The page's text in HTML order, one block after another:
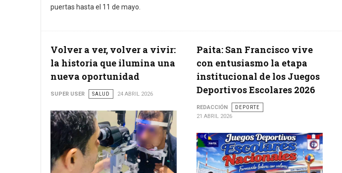
puertas hasta el 11 de mayo.
Volver a ver, volver a vivir:
la historia que ilumina una
nueva oportunidad
SUPER USER SALUD 24 ABRIL 2026
Paita: San Francisco vive
con entusiasmo la etapa
institucional de los Juegos
Deportivos Escolares 2026
REDACCIÓN
DEPORTE
21 ABRIL 2026